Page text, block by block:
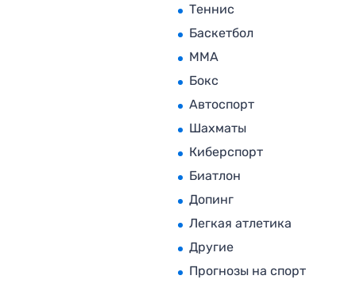
Теннис
Баскетбол
MMA
Бокс
Автоспорт
Шахматы
Киберспорт
Биатлон
Допинг
Легкая атлетика
Другие
Прогнозы на спорт